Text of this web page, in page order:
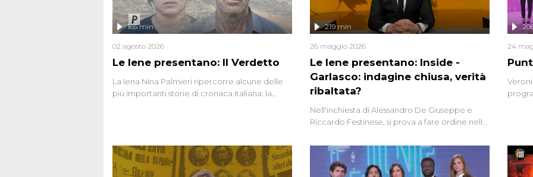
Le Iene presentano: Il Verdetto
165 min
02 agosto 2026
La Iena Nina Palmieri ripercorre alcune delle
più importanti storie di cronaca italiana: la
Le Iene presentano: Inside -
Garlasco: indagine chiusa, verità
ribaltata?
219 min
26 maggio 2026
Nell'inchiesta di Alessandro De Giuseppe e
Riccardo Festinese, si prova a fare ordine nella
continuano a emergere attorno a una delle
vicende giudiziarie più discusse degli ultimi
anni. Lo speciale ricostruisce la vicenda
24